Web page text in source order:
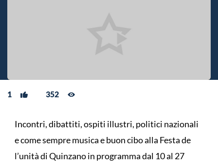
1 352
Incontri, dibattiti, ospiti illustri, politici nazionali
e come sempre musica e buon cibo alla Festa de
l’unità di Quinzano in programma dal 10 al 27